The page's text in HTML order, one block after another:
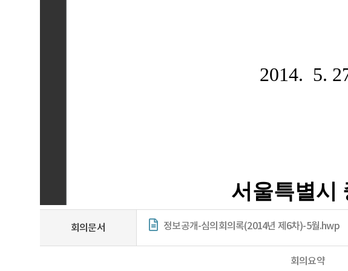
회의문서 정보공개-심의회의록(2014년 제6차)-5월.hwp
회의요약